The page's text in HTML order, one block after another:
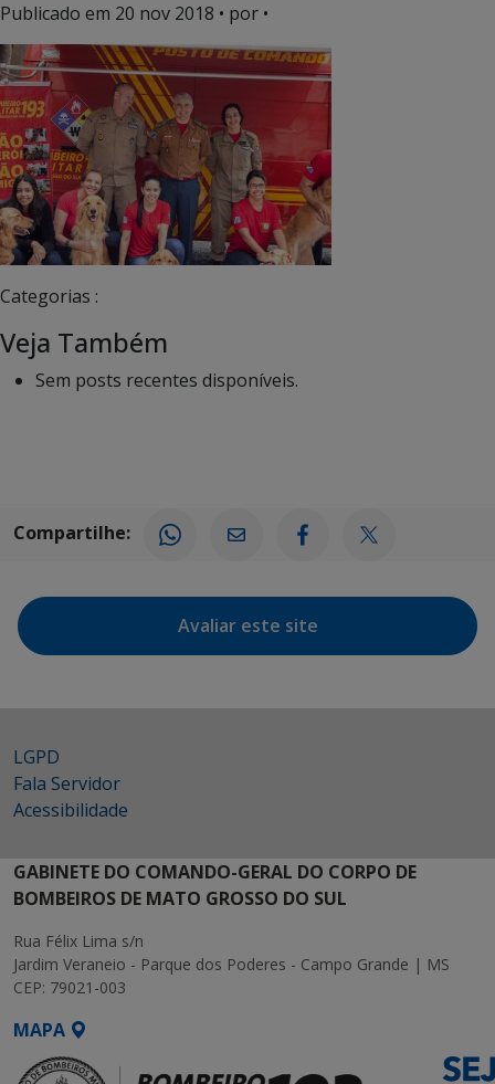
Publicado em 20 nov 2018 • por •
Categorias :
Veja Também
Sem posts recentes disponíveis.
Compartilhe:
Avaliar este site
LGPD
Fala Servidor
Acessibilidade
GABINETE DO COMANDO-GERAL DO CORPO DE
BOMBEIROS DE MATO GROSSO DO SUL
Rua Félix Lima s/n
Jardim Veraneio - Parque dos Poderes - Campo Grande | MS
CEP: 79021-003
MAPA